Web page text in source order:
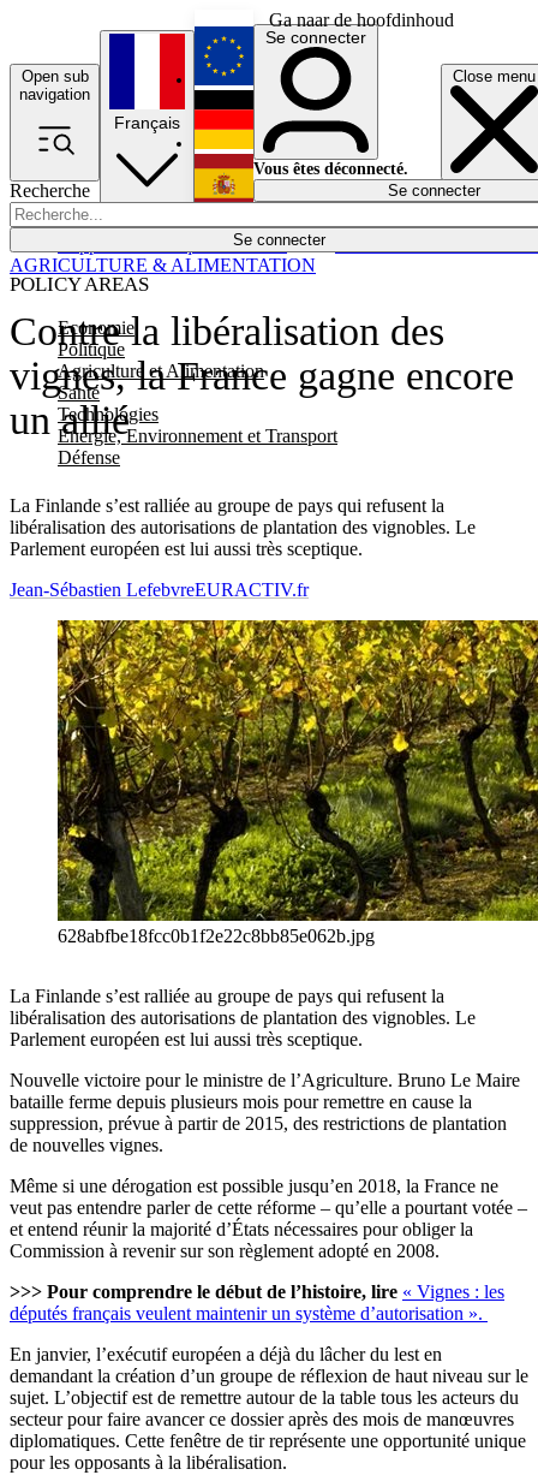
Ga naar de hoofdinhoud
Open sub
navigation
Close menu
Recherche
Se connecter
POLICY AREAS
Economie
Politique
Agriculture et Alimentation
Santé
Technologies
Energie, Environnement et Transport
Défense
Économie
Français
English
Deutsch
Español
Se connecter
Vous êtes déconnecté.
Se connecter
Contre la libéralisation des
vignes, la France gagne encore
un allié
La Finlande s’est ralliée au groupe de pays qui refusent la
libéralisation des autorisations de plantation des vignobles. Le
Parlement européen est lui aussi très sceptique.
AGRICULTURE & ALIMENTATION
Jean-Sébastien LefebvreEURACTIV.fr
628abfbe18fcc0b1f2e22c8bb85e062b.jpg
La Finlande s’est ralliée au groupe de pays qui refusent la
libéralisation des autorisations de plantation des vignobles. Le
Parlement européen est lui aussi très sceptique.
Nouvelle victoire pour le ministre de l’Agriculture. Bruno Le Maire
bataille ferme depuis plusieurs mois pour remettre en cause la
suppression, prévue à partir de 2015, des restrictions de plantation
de nouvelles vignes.
Même si une dérogation est possible jusqu’en 2018, la France ne
veut pas entendre parler de cette réforme – qu’elle a pourtant votée –
et entend réunir la majorité d’États nécessaires pour obliger la
Commission à revenir sur son règlement adopté en 2008.
>>> Pour comprendre le début de l’histoire, lire « Vignes : les
députés français veulent maintenir un système d’autorisation ».
En janvier, l’exécutif européen a déjà du lâcher du lest en
demandant la création d’un groupe de réflexion de haut niveau sur le
sujet. L’objectif est de remettre autour de la table tous les acteurs du
secteur pour faire avancer ce dossier après des mois de manœuvres
diplomatiques. Cette fenêtre de tir représente une opportunité unique
pour les opposants à la libéralisation.